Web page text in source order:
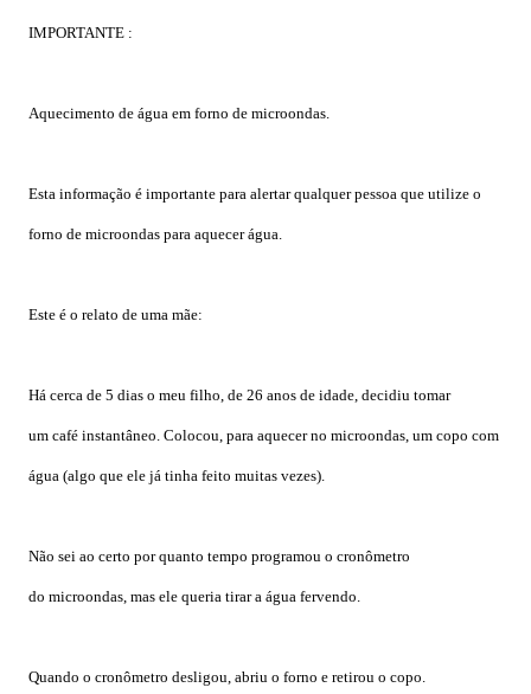
IMPORTANTE :
Aquecimento de água em forno de microondas.
Esta informação é importante para alertar qualquer pessoa que utilize o
forno de microondas para aquecer água.
Este é o relato de uma mãe:
Há cerca de 5 dias o meu filho, de 26 anos de idade, decidiu tomar
um café instantâneo. Colocou, para aquecer no microondas, um copo com
água (algo que ele já tinha feito muitas vezes).
Não sei ao certo por quanto tempo programou o cronômetro
do microondas, mas ele queria tirar a água fervendo.
Quando o cronômetro desligou, abriu o forno e retirou o copo.